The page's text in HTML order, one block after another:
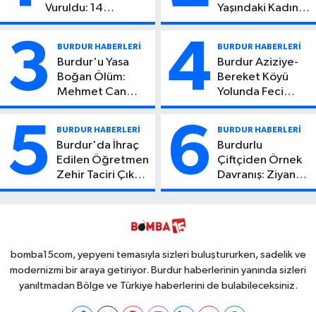
Vuruldu: 14
Yaşındaki Çocuktan
Yaşındaki Kadın
Hayatını Kaybetti
3 BURDUR HABERLERİ
Burdur'u Yasa
Boğan Ölüm:
Mehmet Can
Atıcı Genç Yaşta
4 BURDUR HABERLERİ
Burdur Aziziye-
Bereket Köyü
Yolunda Feci
Kaza: 1 Ölü, 2
5 BURDUR HABERLERİ
Burdur'da İhraç
Edilen Öğretmen
Zehir Taciri Çıktı:
Binlerce
6 BURDUR HABERLERİ
Burdurlu
Çiftçiden Örnek
Davranış: Ziyan
Olmasın Diye
Toplayabilecek
bomba15com, yepyeni temasıyla sizleri buluştururken, sadelik ve
modernizmi bir araya getiriyor. Burdur haberlerinin yanında sizleri
yanıltmadan Bölge ve Türkiye haberlerini de bulabileceksiniz.